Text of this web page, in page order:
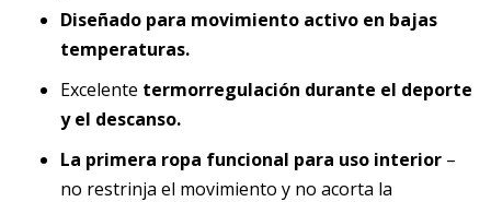
Diseñado para movimiento activo en bajas
temperaturas.
Excelente termorregulación durante el deporte
y el descanso.
La primera ropa funcional para uso interior –
no restrinja el movimiento y no acorta la